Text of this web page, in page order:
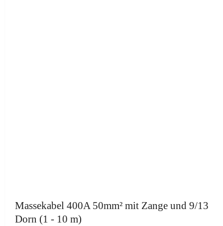
Massekabel 400A 50mm² mit Zange und 9/13
Dorn (1 - 10 m)